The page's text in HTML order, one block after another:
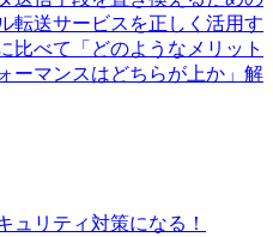
転送サービスを正しく活用す
比べて「どのようなメリット
ーマンスはどちらが上か」解
ュリティ対策になる！